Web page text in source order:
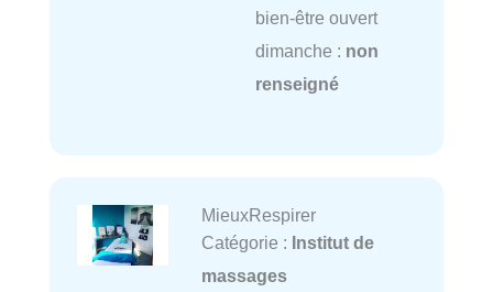
bien-être ouvert
dimanche : non
renseigné
MieuxRespirer
Catégorie : Institut de
massages